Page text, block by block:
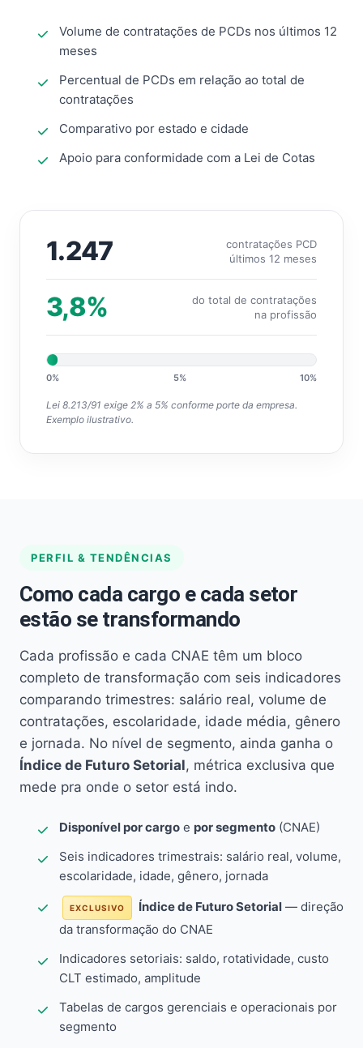
Volume de contratações de PCDs nos últimos 12
meses
Percentual de PCDs em relação ao total de
contratações
Comparativo por estado e cidade
Apoio para conformidade com a Lei de Cotas
1.247
contratações PCD
últimos 12 meses
3,8%
do total de contratações
na profissão
0% 5% 10%
Lei 8.213/91 exige 2% a 5% conforme porte da empresa.
Exemplo ilustrativo.
PERFIL & TENDÊNCIAS
Como cada cargo e cada setor
estão se transformando
Cada profissão e cada CNAE têm um bloco
completo de transformação com seis indicadores
comparando trimestres: salário real, volume de
contratações, escolaridade, idade média, gênero
e jornada. No nível de segmento, ainda ganha o
Índice de Futuro Setorial, métrica exclusiva que
mede pra onde o setor está indo.
Disponível por cargo e por segmento (CNAE)
Seis indicadores trimestrais: salário real, volume,
escolaridade, idade, gênero, jornada
EXCLUSIVO Índice de Futuro Setorial — direção
da transformação do CNAE
Indicadores setoriais: saldo, rotatividade, custo
CLT estimado, amplitude
Tabelas de cargos gerenciais e operacionais por
segmento